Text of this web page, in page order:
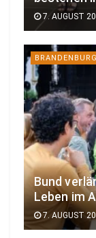
7. AUGUST
BRANDENBURG
Bund
Leben im
7. AUGUST